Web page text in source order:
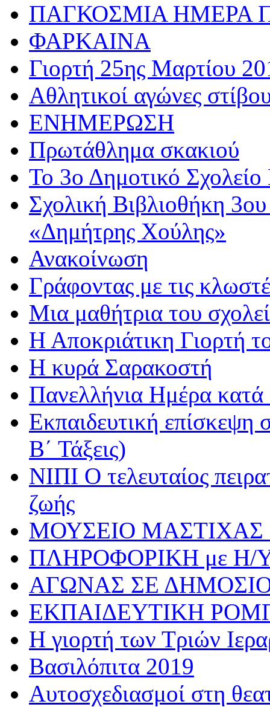
ΠΑΓΚΟΣΜΙΑ ΗΜΕΡΑ
ΦΑΡΚΑΙΝΑ
Γιορτή 25ης Μαρτίου
Αθλητικoί αγώνες
ΕΝΗΜΕΡΩΣΗ
Πρωτάθλημα σκακιού
Το 3ο Δημοτικό Σχολείο
Σχολική Βιβλιοθήκη
«Δημήτρης Χούλης»
Ανακοίνωση
Γράφοντας με τις
Μια μαθήτρια του
Η Αποκριάτικη Γιορτή
Η κυρά Σαρακοστή
Πανελλήνια Ημέρα κατά
Εκπαιδευτική επίσκεψη
Β΄ Τάξεις)
ΝΙΠΙ Ο τελευταίος
ζωής
ΜΟΥΣΕΙΟ ΜΑΣΤΙΧΑΣ
ΠΛΗΡΟΦΟΡΙΚΗ με Η/
ΑΓΩΝΑΣ ΣΕ
ΕΚΠΑΙΔΕΥΤΙΚΗ
Η γιορτή των Τριών
Βασιλόπιτα 2019
Αυτοσχεδιασμοί στη